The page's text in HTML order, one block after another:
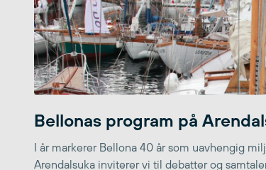
Bellonas program på
I år markerer Bellona 40 år som uavhengig
Arendalsuka inviterer vi til debatter og